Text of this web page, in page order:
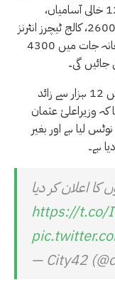
نے کہا کہ محکمہ پرائمری ہیلتھ کیئر میں 1200 خالی آسامیاں،
سپیشلائزڈ ہیلتھ کیئر 2900، ہائر ایجوکیشن 2600، کالج ٹیچرز انٹرنز
3500، سول ڈیفنس 1200، محکمہ جیل خانہ جات میں 4300
اس کے علاوہ پولیس اور بارڈر ملٹری پولیس میں 12 ہزار سے زائد
کہ وزیراعلیٰ عثمان
لیا ہے اور بغیر
ہے۔
اعلان کر دیا
https://t.co/
— City42